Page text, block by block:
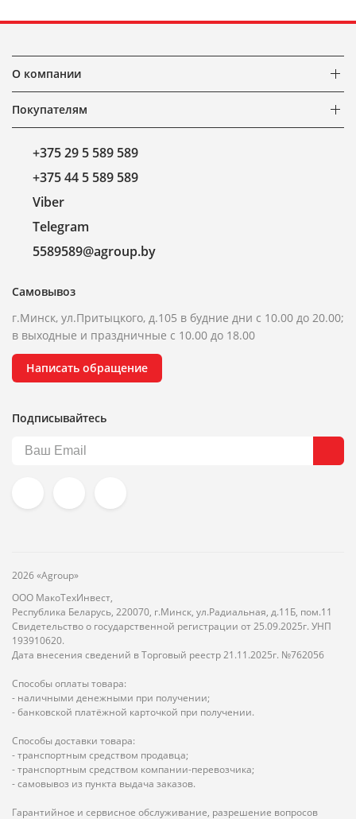
О компании
Покупателям
+375 29 5 589 589
+375 44 5 589 589
Viber
Telegram
5589589@agroup.by
Самовывоз
г.Минск, ул.Притыцкого, д.105 в будние дни с 10.00 до 20.00;
в выходные и праздничные с 10.00 до 18.00
Написать обращение
Подписывайтесь
2026 «Agroup»
ООО МакоТехИнвест,
Республика Беларусь, 220070, г.Минск, ул.Радиальная, д.11Б, пом.11
Свидетельство о государственной регистрации от 25.09.2025г. УНП
193910620.
Дата внесения сведений в Торговый реестр 21.11.2025г. №762056
Способы оплаты товара:
- наличными денежными при получении;
- банковской платёжной карточкой при получении.
Способы доставки товара:
- транспортным средством продавца;
- транспортным средством компании-перевозчика;
- самовывоз из пункта выдача заказов.
Гарантийное и сервисное обслуживание, разрешение вопросов